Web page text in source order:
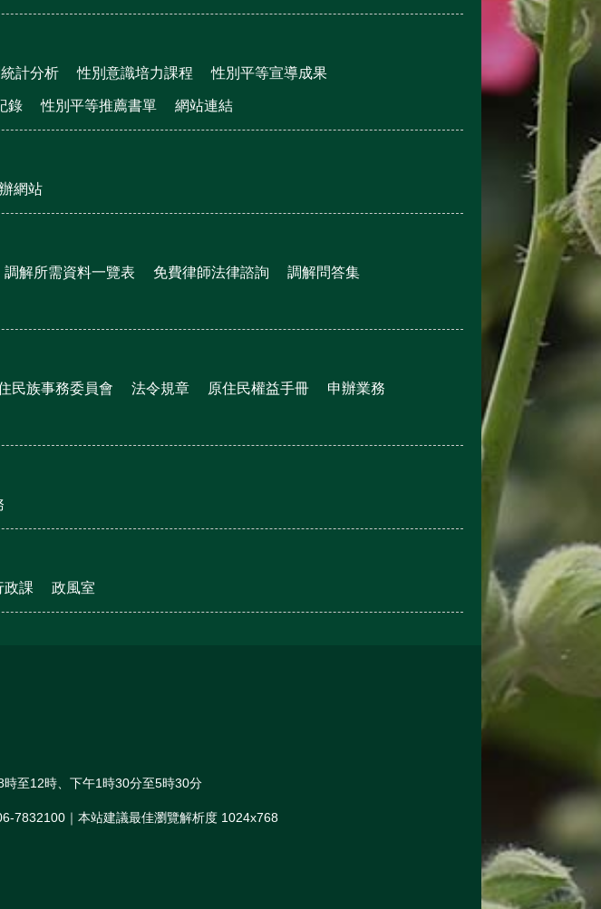
計分析 性別意識培力課程 性別平等宣導成果
錄 性別平等推薦書單 網站連結
網站
調解所需資料一覽表 免費律師法律諮詢 調解問答集
民族事務委員會 法令規章 原住民權益手冊 申辦業務
政課 政風室
至12時、下午1時30分至5時30分
7832100｜本站建議最佳瀏覽解析度 1024x768